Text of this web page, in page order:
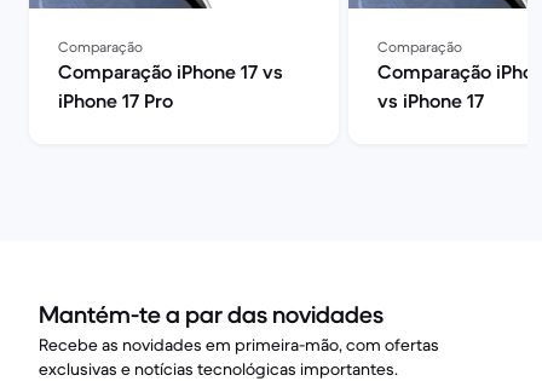
Comparação
Comparação iPhone 17 vs
iPhone 17 Pro
Comparação
Comparação
vs iPhone 17
Mantém-te a par das novidades
Recebe as novidades em primeira-mão, com ofertas
exclusivas e notícias tecnológicas importantes.